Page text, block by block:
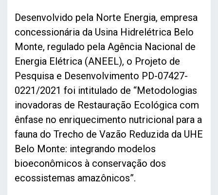
Desenvolvido pela Norte Energia, empresa
concessionária da Usina Hidrelétrica Belo
Monte, regulado pela Agência Nacional de
Energia Elétrica (ANEEL), o Projeto de
Pesquisa e Desenvolvimento PD-07427-
0221/2021 foi intitulado de “Metodologias
inovadoras de Restauração Ecológica com
ênfase no enriquecimento nutricional para a
fauna do Trecho de Vazão Reduzida da UHE
Belo Monte: integrando modelos
bioeconômicos à conservação dos
ecossistemas amazônicos”.